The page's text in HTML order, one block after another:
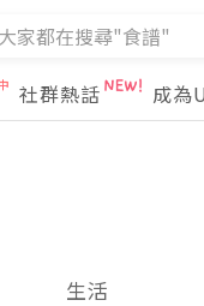
社群熱話 成為
生活